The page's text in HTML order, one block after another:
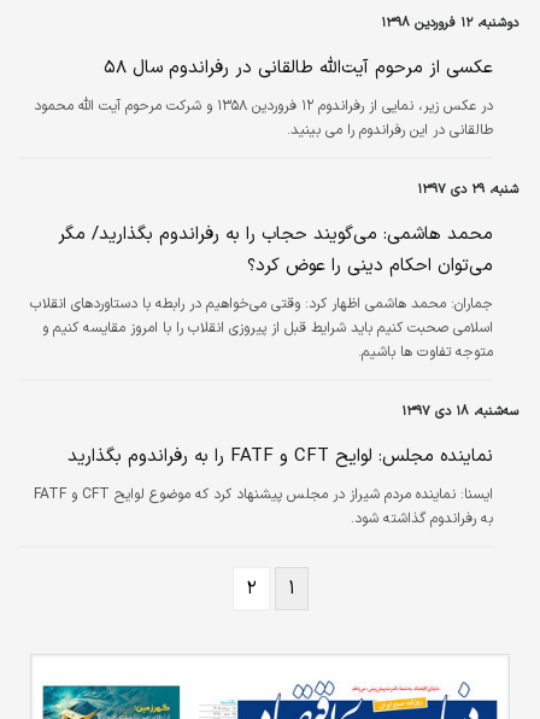
بیان شده و مساله منفی نیست. در گذشته هم رفراندوم برگزار کرده‌ایم. او در ادامه
بیان کرد: مهم این است مسیری را که قانون اساسی مشخص کرده همان طی شود و
همه بخش‌های ذی‌ربط، مجلس، دولت و مقام رهبری روی موضوعات مهم توافق
کنند،…
دوشنبه، ۱۲ فروردین ۱۳۹۸
عکسی از مرحوم آیت‌الله طالقانی در رفراندوم سال ۵۸
در عکس زیر، نمایی از رفراندوم ۱۲ فروردین ۱۳۵۸ و شرکت مرحوم آیت الله محمود
طالقانی در این رفراندوم را می بینید.
شنبه، ۲۹ دی ۱۳۹۷
محمد هاشمی: می‌گویند حجاب را به رفراندوم بگذارید/ مگر
می‌توان احکام دینی را عوض کرد؟
جماران: محمد هاشمی اظهار کرد: وقتی می‌خواهیم در رابطه با دستاوردهای انقلاب
اسلامی صحبت کنیم باید شرایط قبل از پیروزی انقلاب را با امروز مقایسه کنیم و
متوجه تفاوت ها باشیم.
سه‌شنبه، ۱۸ دی ۱۳۹۷
نماینده مجلس: لوایح CFT و FATF را به رفراندوم بگذارید
ايسنا:
نماینده مردم شیراز در مجلس پیشنهاد کرد که موضوع لوایح CFT و FATF
به رفراندوم گذاشته شود.
۱ ۲